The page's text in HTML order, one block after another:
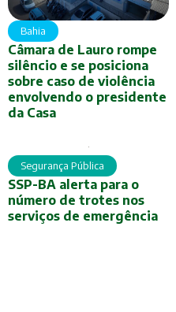
Bahia
Câmara de Lauro rompe
silêncio e se posiciona
sobre caso de violência
envolvendo o presidente
da Casa
Segurança Pública
SSP-BA alerta para o
número de trotes nos
serviços de emergência